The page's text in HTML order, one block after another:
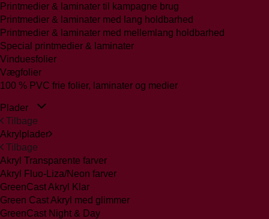
Printmedier & laminater til kampagne brug
Printmedier & laminater med lang holdbarhed
Printmedier & laminater med mellemlang holdbarhed
Special printmedier & laminater
Vinduesfolier
Vægfolier
100 % PVC frie folier, laminater og medier
Plader
Tilbage
Akrylplader
Tilbage
Akryl Transparente farver
Akryl Fluo-Liza/Neon farver
GreenCast Akryl Klar
Green Cast Akryl med glimmer
GreenCast Night & Day